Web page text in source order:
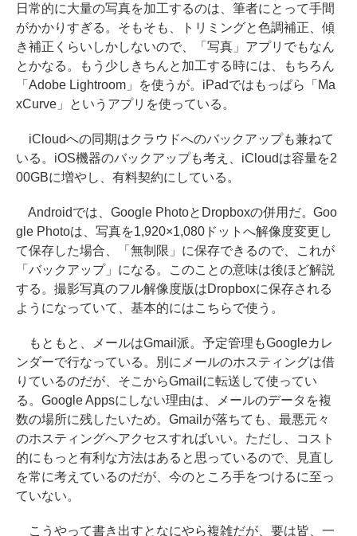
日常的に大量の写真を加工するのは、筆者にとって手間
がかかりすぎる。そもそも、トリミングと色調補正、傾
き補正くらいしかしないので、「写真」アプリでもなん
とかなる。もう少しきちんと加工する時には、もちろん
「Adobe Lightroom」を使うが。iPadではもっぱら「Ma
xCurve」というアプリを使っている。
iCloudへの同期はクラウドへのバックアップも兼ねて
いる。iOS機器のバックアップも考え、iCloudは容量を2
00GBに増やし、有料契約にしている。
Androidでは、Google PhotoとDropboxの併用だ。Goo
gle Photoは、写真を1,920×1,080ドットへ解像度変更し
て保存した場合、「無制限」に保存できるので、これが
「バックアップ」になる。このことの意味は後ほど解説
する。撮影写真のフル解像度版はDropboxに保存される
ようになっていて、基本的にはこちらで使う。
もともと、メールはGmail派。予定管理もGoogleカレ
ンダーで行なっている。別にメールのホスティングは借
りているのだが、そこからGmailに転送して使ってい
る。Google Appsにしない理由は、メールのデータを複
数の場所に残したいため。Gmailが落ちても、最悪元々
のホスティングへアクセスすればいい。ただし、コスト
的にもっと有利な方法はあると思っているので、見直し
を常に考えているのだが、今のところ手をつけるに至っ
ていない。
こうやって書き出すとなにやら複雑だが、要は皆、一